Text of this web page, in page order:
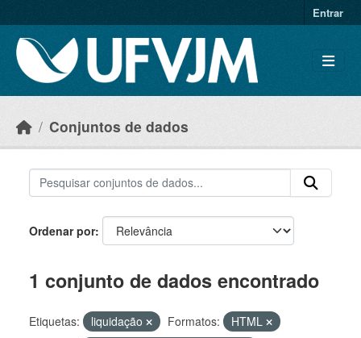
Entrar
Conjuntos de dados
Ordenar por
1 conjunto de dados encontrado
Etiquetas: liquidação Formatos:
HTML